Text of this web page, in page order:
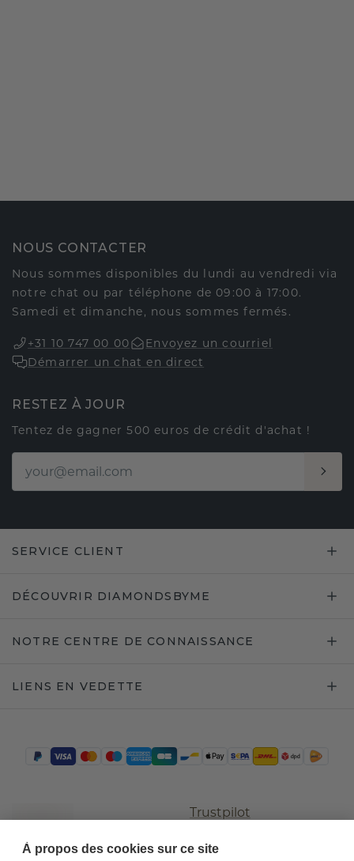
NOUS CONTACTER
Nous sommes disponibles du lundi au vendredi via
notre chat ou par téléphone de 09:00 à 17:00.
Samedi et dimanche, nous sommes fermés.
+31 10 747 00 00
Envoyez un courriel
Démarrer un chat en direct
RESTEZ À JOUR
Tentez de gagner 500 euros de crédit d'achat !
SERVICE CLIENT
DÉCOUVRIR DIAMONDSBYME
NOTRE CENTRE DE CONNAISSANCE
LIENS EN VEDETTE
Trustpilot
À propos des cookies sur ce site